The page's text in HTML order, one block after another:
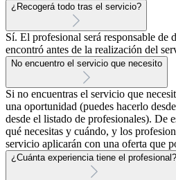
¿Recogerá todo tras el servicio?
Sí. El profesional será responsable de
encontró antes de la realización del
No encuentro el servicio que necesito
Si no encuentras el servicio que
una oportunidad (puedes hacerlo
desde el listado de profesionales). De
qué necesitas y cuándo, y los
servicio aplicarán con una oferta que
¿Cuánta experiencia tiene el profesional?